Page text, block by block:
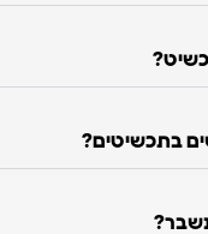
בתכשיטים?